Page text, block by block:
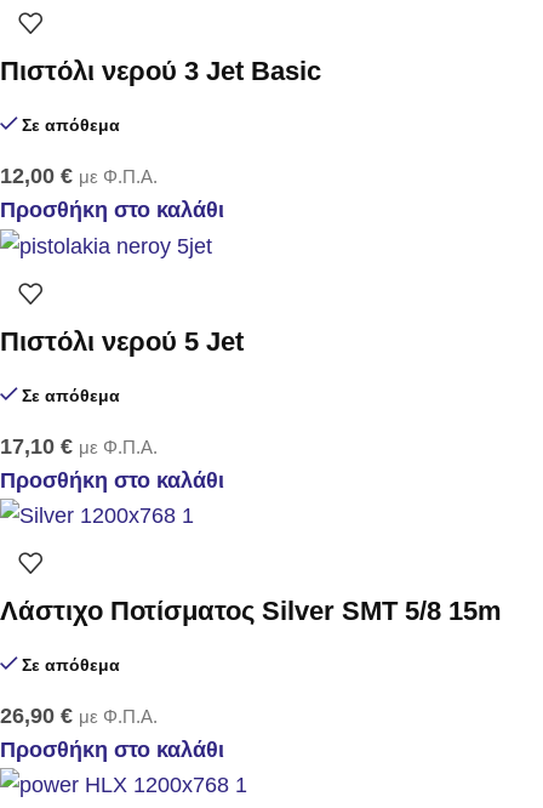
Πιστόλι νερού 3 Jet Basic
Σε απόθεμα
12,00 € με Φ.Π.Α.
Προσθήκη στο καλάθι
Πιστόλι νερού 5 Jet
Σε απόθεμα
17,10 € με Φ.Π.Α.
Προσθήκη στο καλάθι
Λάστιχο Ποτίσματος Silver SMT 5/8 15m
Σε απόθεμα
26,90 € με Φ.Π.Α.
Προσθήκη στο καλάθι